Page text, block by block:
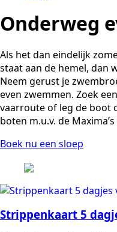
Onderweg
Als het dan eindelijk
staat aan de hemel, dan
Neem gerust je
even zwemmen. Zoek
vaarroute of leg de boot
boten m.u.v. de
Boek nu een sloep
Strippenkaart 5